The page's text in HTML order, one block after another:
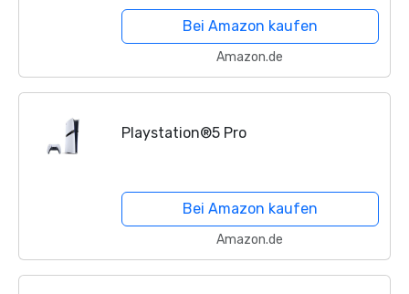
Bei Amazon kaufen
Amazon.de
Playstation®5 Pro
Bei Amazon kaufen
Amazon.de